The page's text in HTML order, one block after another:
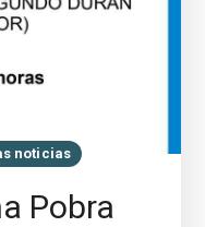
noticias
Pobra